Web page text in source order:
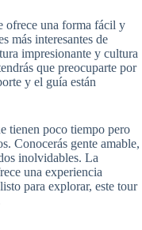
ofrece una forma fácil y
más interesantes de
impresionante y cultura
que preocuparte por
y el guía están
tienen poco tiempo pero
Conocerás gente amable,
inolvidables. La
una experiencia
para explorar, este tour